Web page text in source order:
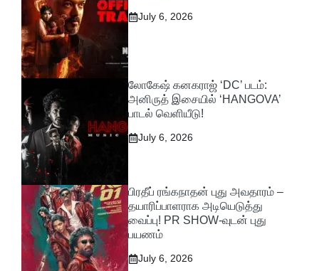
July 6, 2026
லோகேஷ் கனகராஜ் ‘DC’ படம்:
அனிருத் இசையில் ‘HANGOVA’
பாடல் வெளியீடு!
July 6, 2026
பிரதீப் ரங்கநாதன் புது அவதாரம் –
தயாரிப்பாளராக அடியெடுத்து
வைப்பு! PR SHOW-வுடன் புது
பயணம்
July 6, 2026